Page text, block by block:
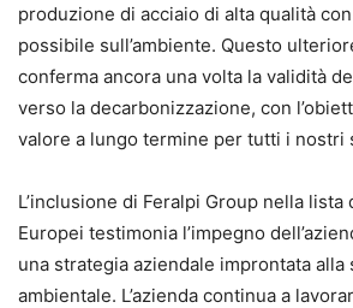
produzione di acciaio di alta qualità
possibile sull’ambiente. Questo
conferma ancora una volta la validità
verso la decarbonizzazione, con
valore a lungo termine per tutti i nostri
L’inclusione di Feralpi Group nella lista
Europei testimonia l’impegno
una strategia aziendale improntata
ambientale. L’azienda continua a